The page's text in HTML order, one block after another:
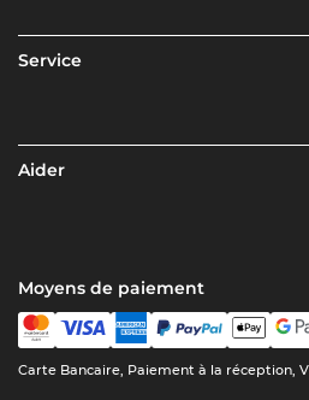
Service
Aider
Moyens de paiement
Carte Bancaire, Paiement à la réception,